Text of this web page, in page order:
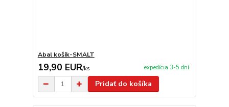
Abal košík-SMALT
19,90 EUR/ks expedícia 3-5 dní
Pridať do košíka